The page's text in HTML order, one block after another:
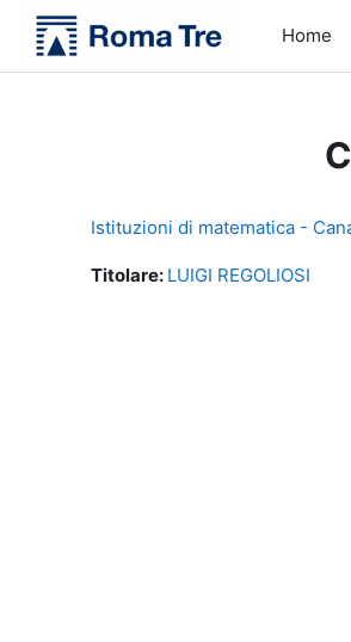
Skip to main content
Home
Istituzioni di matematica -
Titolare: LUIGI REGOLIOSI